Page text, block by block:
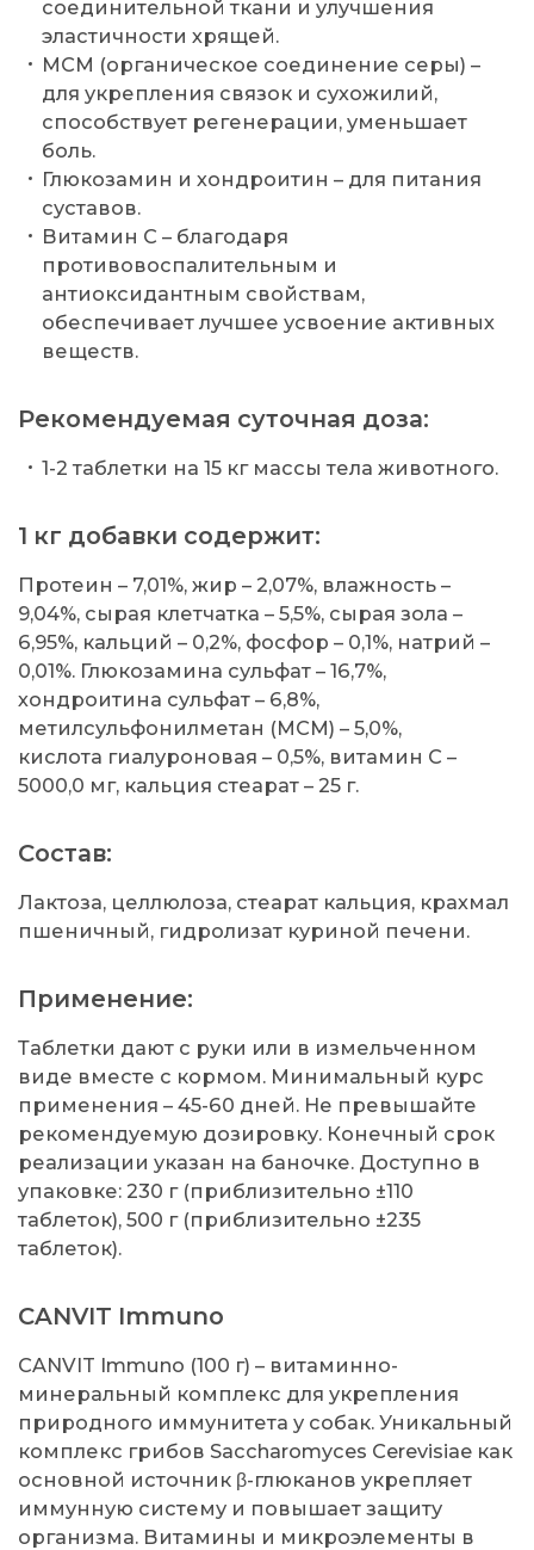
соединительной ткани и улучшения
эластичности хрящей.
МСМ (органическое соединение серы) –
для укрепления связок и сухожилий,
способствует регенерации, уменьшает
боль.
Глюкозамин и хондроитин – для питания
суставов.
Витамин С – благодаря
противовоспалительным и
антиоксидантным свойствам,
обеспечивает лучшее усвоение активных
веществ.
Рекомендуемая суточная доза:
1-2 таблетки на 15 кг массы тела животного.
1 кг добавки содержит:
Протеин – 7,01%, жир – 2,07%, влажность –
9,04%, сырая клетчатка – 5,5%, сырая зола –
6,95%, кальций – 0,2%, фосфор – 0,1%, натрий –
0,01%. Глюкозамина сульфат – 16,7%,
хондроитина сульфат – 6,8%,
метилсульфонилметан (МСМ) – 5,0%,
кислота гиалуроновая – 0,5%, витамин C –
5000,0 мг, кальция стеарат – 25 г.
Состав:
Лактоза, целлюлоза, стеарат кальция, крахмал
пшеничный, гидролизат куриной печени.
Применение:
Таблетки дают с руки или в измельченном
виде вместе с кормом. Минимальный курс
применения – 45-60 дней. Не превышайте
рекомендуемую дозировку. Конечный срок
реализации указан на баночке. Доступно в
упаковке: 230 г (приблизительно ±110
таблеток), 500 г (приблизительно ±235
таблеток).
CANVIT Immuno
CANVIT Immuno (100 г) – витаминно-
минеральный комплекс для укрепления
природного иммунитета у собак. Уникальный
комплекс грибов Saccharomyces Cerevisiae как
основной источник β-глюканов укрепляет
иммунную систему и повышает защиту
организма. Витамины и микроэлементы в